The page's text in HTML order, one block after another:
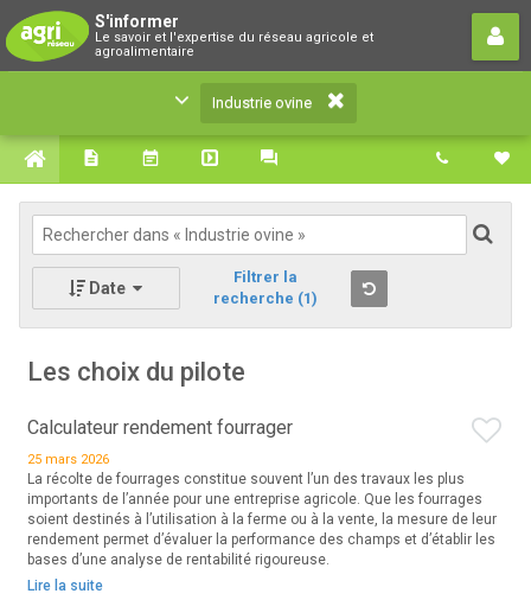
S'informer
Le savoir et l'expertise du réseau agricole et
agroalimentaire
Industrie ovine
Le savoir et l'expertise du réseau agricole et
agroalimentaire
Industrie ovine
Date
Filtrer la
recherche (1)
Les choix du pilote
Calculateur rendement fourrager
25 mars 2026
La récolte de fourrages constitue souvent l’un des travaux les plus
importants de l’année pour une entreprise agricole. Que les fourrages
soient destinés à l’utilisation à la ferme ou à la vente, la mesure de leur
rendement permet d’évaluer la performance des champs et d’établir les
bases d’une analyse de rentabilité rigoureuse.
Lire la suite